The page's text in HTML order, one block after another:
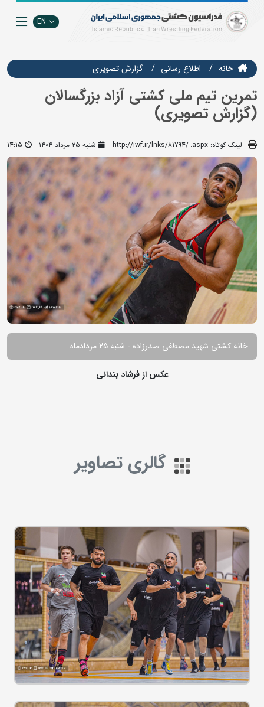
EN
خانه اطلاع رسانی گزارش تصويري
تمرین تیم ملی کشتی آزاد بزرگسالان
(گزارش تصویری)
لینک کوتاه: http://iwf.ir/lnks/81794/-.aspx شنبه ۲۵ مرداد ۱۴۰۴ 14:15
خانه کشتی شهید مصطفی صدرزاده - شنبه 25 مردادماه
عکس از فرشاد بندانی
گالری تصاویر